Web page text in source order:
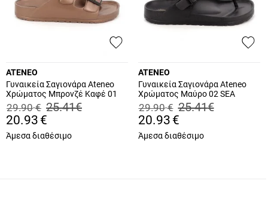
ATENEO
Γυναικεία Σαγιονάρα Ateneo
Χρώματος Μπρονζέ Καφέ 01
SEA SANDALS.BR
29.90 € 25.41€
20.93 €
Άμεσα διαθέσιμο
ATENEO
Γυναικεία Σαγιονάρα Ateneo
Χρώματος Μαύρο 02 SEA
SANDALS.B
29.90 € 25.41€
20.93 €
Άμεσα διαθέσιμο